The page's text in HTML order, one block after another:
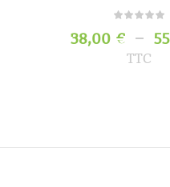
38,00 € –
TTC